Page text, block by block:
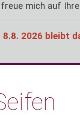
mich auf
2026 bleibt